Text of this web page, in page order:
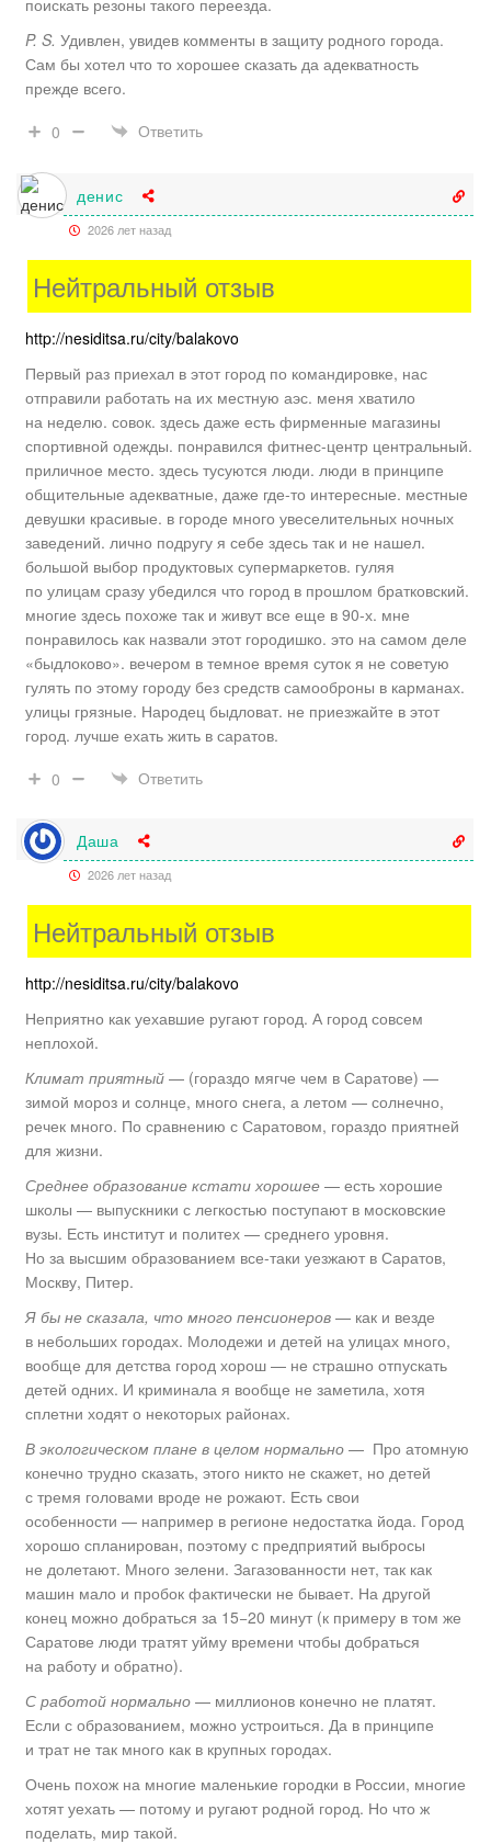
P. S. Удивлен, увидев комменты в защиту родного города.
Сам бы хотел что то хорошее сказать да адекватность
прежде всего.
0
Ответить
денис
2026 лет назад
Нейтральный отзыв
http://nesiditsa.ru/city/balakovo
Первый раз приехал в этот город по командировке, нас
отправили работать на их местную аэс. меня хватило
на неделю. совок. здесь даже есть фирменные магазины
спортивной одежды. понравился фитнес-центр центральный.
приличное место. здесь тусуются люди. люди в принципе
общительные адекватные, даже где-то интересные. местные
девушки красивые. в городе много увеселительных ночных
заведений. лично подругу я себе здесь так и не нашел.
большой выбор продуктовых супермаркетов. гуляя
по улицам сразу убедился что город в прошлом братковский.
многие здесь похоже так и живут все еще в 90-х. мне
понравилось как назвали этот городишко. это на самом деле
«быдлоково». вечером в темное время суток я не советую
гулять по этому городу без средств самооброны в карманах.
улицы грязные. Народец быдловат. не приезжайте в этот
город. лучше ехать жить в саратов.
0
Ответить
Даша
2026 лет назад
Нейтральный отзыв
http://nesiditsa.ru/city/balakovo
Неприятно как уехавшие ругают город. А город совсем
неплохой.
Климат приятный — (гораздо мягче чем в Саратове) —
зимой мороз и солнце, много снега, а летом — солнечно,
речек много. По сравнению с Саратовом, гораздо приятней
для жизни.
Среднее образование кстати хорошее — есть хорошие
школы — выпускники с легкостью поступают в московские
вузы. Есть институт и политех — среднего уровня.
Но за высшим образованием все-таки уезжают в Саратов,
Москву, Питер.
Я бы не сказала, что много пенсионеров — как и везде
в небольших городах. Молодежи и детей на улицах много,
вообще для детства город хорош — не страшно отпускать
детей одних. И криминала я вообще не заметила, хотя
сплетни ходят о некоторых районах.
В экологическом плане в целом нормально — Про атомную
конечно трудно сказать, этого никто не скажет, но детей
с тремя головами вроде не рожают. Есть свои
особенности — например в регионе недостатка йода. Город
хорошо спланирован, поэтому с предприятий выбросы
не долетают. Много зелени. Загазованности нет, так как
машин мало и пробок фактически не бывает. На другой
конец можно добраться за 15−20 минут (к примеру в том же
Саратове люди тратят уйму времени чтобы добраться
на работу и обратно).
С работой нормально — миллионов конечно не платят.
Если с образованием, можно устроиться. Да в принципе
и трат не так много как в крупных городах.
Очень похож на многие маленькие городки в России, многие
хотят уехать — потому и ругают родной город. Но что ж
поделать, мир такой.